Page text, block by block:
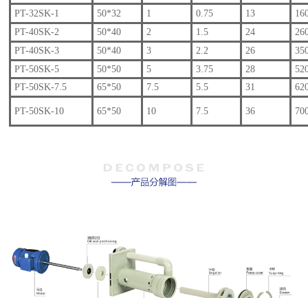
PT-32SK-1
50*32 1 0.75 13
PT-40SK-2
50*40 2 1.5 24
PT-40SK-3
50*40 3 2.2 26
PT-50SK-5
50*50 5 3.75 28
PT-50SK-7.5
65*50 7.5 5.5 31
PT-50SK-10 65*50 10 7.5 36